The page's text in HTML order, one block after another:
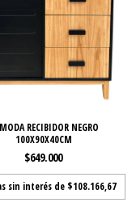
RECIBIDOR NEGRO
100X90X40CM
$649.000
sin interés de $108.166,67